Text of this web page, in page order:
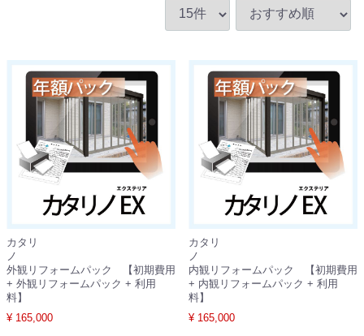
カタリ
ノ
外観リフォームパック 【初期費用
+ 外観リフォームパック + 利用
料】
¥ 165,000
カタリ
内観リフォームパック 【初期費用
+ 内観リフォームパック + 利用
料】
¥ 165,000